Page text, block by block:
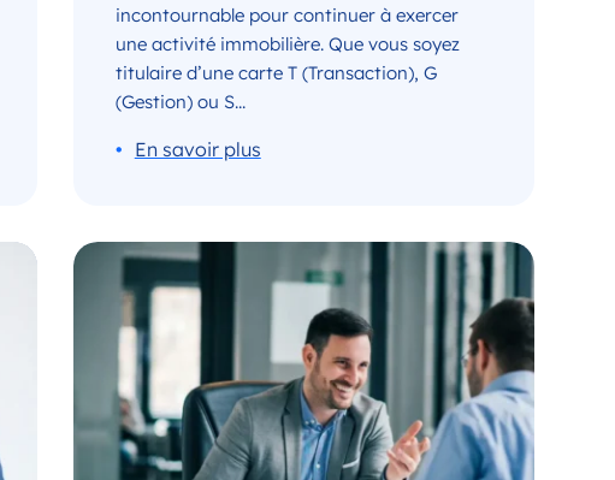
incontournable pour continuer à exercer
une activité immobilière. Que vous soyez
titulaire d’une carte T (Transaction), G
(Gestion) ou S...